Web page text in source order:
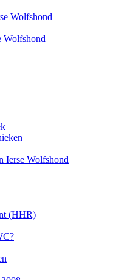
Wolfshond
Wolfshond
Ierse Wolfshond
(HHR)